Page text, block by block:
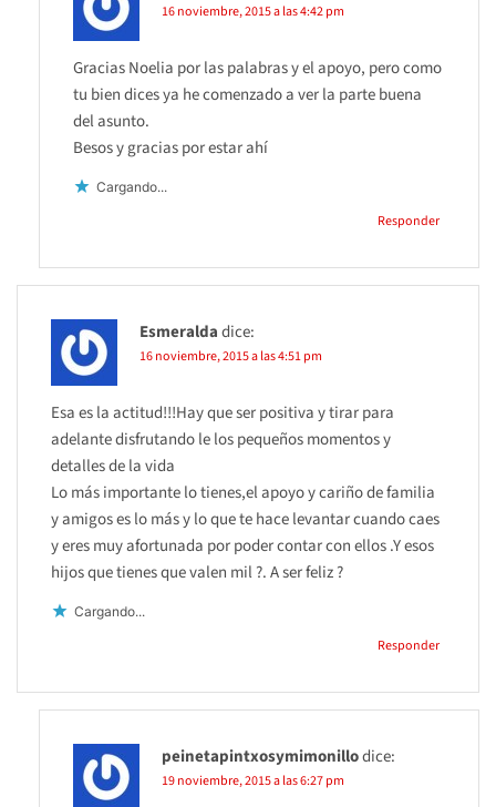
16 noviembre, 2015 a las 4:42 pm
Gracias Noelia por las palabras y el apoyo, pero como
tu bien dices ya he comenzado a ver la parte buena
del asunto.
Besos y gracias por estar ahí
Cargando...
Responder
Esmeraldadice:
16 noviembre, 2015 a las 4:51 pm
Esa es la actitud!!!Hay que ser positiva y tirar para
adelante disfrutando le los pequeños momentos y
detalles de la vida
Lo más importante lo tienes,el apoyo y cariño de familia
y amigos es lo más y lo que te hace levantar cuando caes
y eres muy afortunada por poder contar con ellos .Y esos
hijos que tienes que valen mil ?. A ser feliz ?
Cargando...
Responder
peinetapintxosymimonillodice:
19 noviembre, 2015 a las 6:27 pm